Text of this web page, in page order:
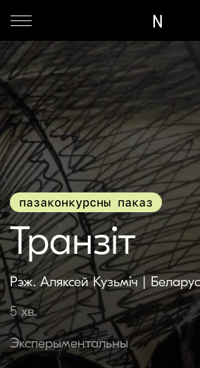
Транзіт
Рэж. Аляксей Кузьміч | Беларусь | 2023
Парушаючы забароны: мастак-акцыянiст
Аляксей Кузьмiч дае ключы да асэнсавання
свайго мастацтва дзеяння.
пазаконкурсны паказ
5 хв.
Эксперыментальны
11, 19 ЛІСТАПАДА
ONLINE. З 00:00 ДА 23:59